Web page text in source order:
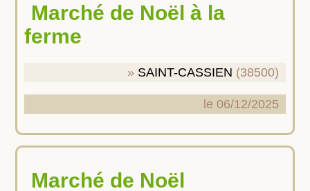
Marché de Noël à la
ferme
SAINT-CASSIEN (38500)
le 06/12/2025
Marché de Noël